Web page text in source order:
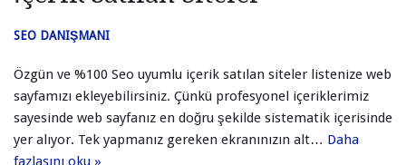
SEO DANIŞMANI
Özgün ve %100 Seo uyumlu içerik satılan siteler listenize web
sayfamızı ekleyebilirsiniz. Çünkü profesyonel içeriklerimiz
sayesinde web sayfanız en doğru şekilde sistematik içerisinde
yer alıyor. Tek yapmanız gereken ekranınızın alt… Daha